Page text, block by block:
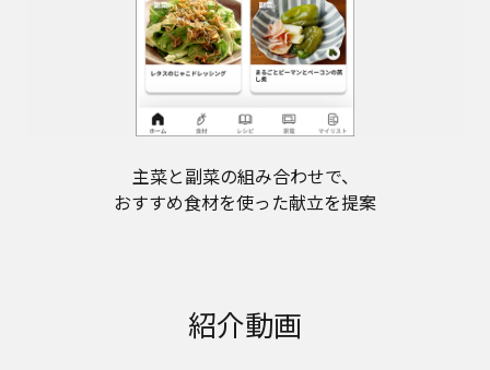
主菜と副菜の組み合わせで、
おすすめ食材を使った献立を提案
紹介動画